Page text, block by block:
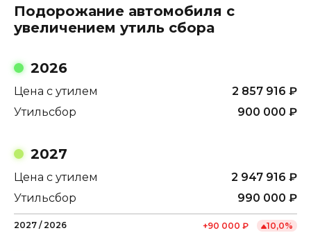
Подорожание автомобиля с
увеличением утиль сбора
2026
Цена с утилем 2 857 916 ₽
Утильсбор
900 000 ₽
2027
Цена с утилем 2 947 916 ₽
Утильсбор
990 000 ₽
2027 / 2026 +90 000 ₽ 10,0%